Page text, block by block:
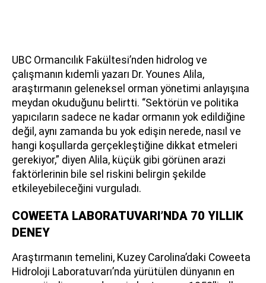
UBC Ormancılık Fakültesi’nden hidrolog ve
çalışmanın kıdemli yazarı Dr. Younes Alila,
araştırmanın geleneksel orman yönetimi anlayışına
meydan okuduğunu belirtti. “Sektörün ve politika
yapıcıların sadece ne kadar ormanın yok edildiğine
değil, aynı zamanda bu yok edişin nerede, nasıl ve
hangi koşullarda gerçekleştiğine dikkat etmeleri
gerekiyor,” diyen Alila, küçük gibi görünen arazi
faktörlerinin bile sel riskini belirgin şekilde
etkileyebileceğini vurguladı.
COWEETA LABORATUVARI’NDA 70 YILLIK
DENEY
Araştırmanın temelini, Kuzey Carolina’daki Coweeta
Hidroloji Laboratuvarı’nda yürütülen dünyanın en